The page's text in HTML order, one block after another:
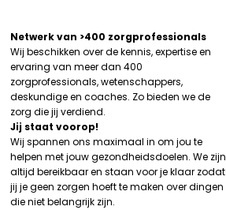
Netwerk van >400 zorgprofessionals
Wij beschikken over de kennis, expertise en
ervaring van meer dan 400
zorgprofessionals, wetenschappers,
deskundige en coaches. Zo bieden we de
zorg die jij verdiend.
Jij staat voorop!
Wij spannen ons maximaal in om jou te
helpen met jouw gezondheidsdoelen. We zijn
altijd bereikbaar en staan voor je klaar zodat
jij je geen zorgen hoeft te maken over dingen
die niet belangrijk zijn.